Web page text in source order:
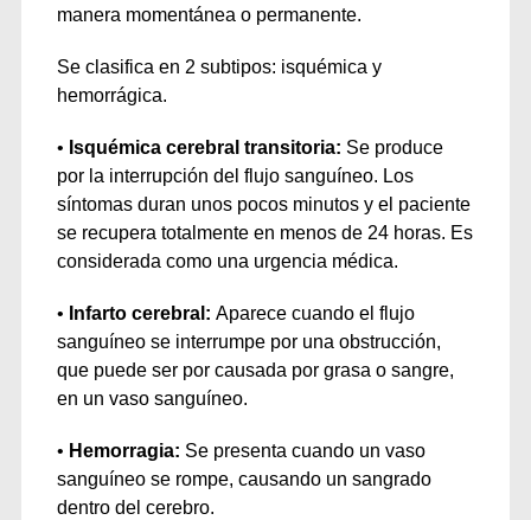
manera momentánea o permanente.
Se clasifica en 2 subtipos: isquémica y
hemorrágica.
• Isquémica cerebral transitoria: Se produce
por la interrupción del flujo sanguíneo. Los
síntomas duran unos pocos minutos y el paciente
se recupera totalmente en menos de 24 horas. Es
considerada como una urgencia médica.
• Infarto cerebral: Aparece cuando el flujo
sanguíneo se interrumpe por una obstrucción,
que puede ser por causada por grasa o sangre,
en un vaso sanguíneo.
• Hemorragia: Se presenta cuando un vaso
sanguíneo se rompe, causando un sangrado
dentro del cerebro.